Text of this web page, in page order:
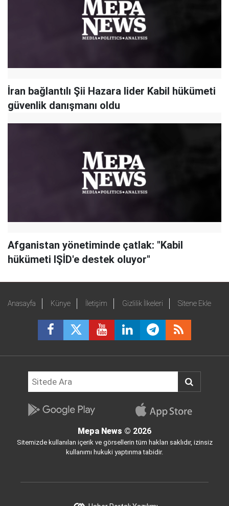
İran bağlantılı Şii Hazara lider Kabil hükümeti
güvenlik danışmanı oldu
Afganistan yönetiminde çatlak: "Kabil
hükümeti IŞİD'e destek oluyor"
Anasayfa Künye İletişim Gizlilik İlkeleri Sitene Ekle
Mepa News © 2026
Sitemizde kullanılan içerik ve görsellerin tüm hakları saklıdır, izinsiz
kullanımı hukuki yaptırıma tabidir.